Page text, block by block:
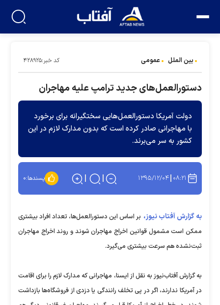
بین الملل عمومی کد خبر:۴۲۸۹۲۵
دستورالعمل‌های جدید ترامپ علیه مهاجران
دولت آمریکا دستورالعمل‌هایی سختگیرانه برای برخورد
با مهاجرانی صادر کرده است که بدون مدارک لازم در این
کشور به سر می‌برند.
۰۸:۲۱ ۱۳۹۵/۱۲/۰۴ پسندها:۰
به گزارش آفتاب نیوز، بر اساس این دستورالعمل‌ها، تعداد افراد بیشتری
ممکن است مشمول قوانین اخراج مهاجران شوند و روند اخراج مهاجران
ثبت‌نشده هم سرعت بیشتری می‌گیرد.
به گزارش آفتاب‌نیوز به نقل از ایسنا، مهاجرانی که مدارک لازم را برای اقامت
در آمریکا ندارند، اگر در پی تخلف رانندگی یا دزدی از فروشگاه‌ها بازداشت